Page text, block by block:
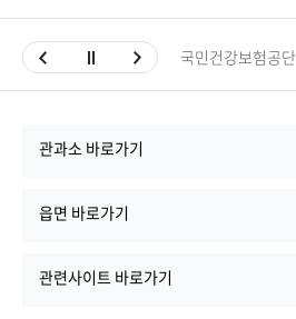
국민건강보험공단
관과소 바로가기
읍면 바로가기
관련사이트 바로가기